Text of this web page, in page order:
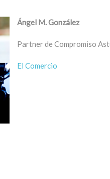
Ángel M. González
Partner de Compromiso
El Comercio